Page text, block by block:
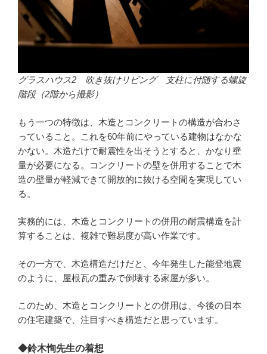
グラスハウス2 吹き抜けリビング 支柱に付随する螺旋
階段（2階から撮影）
もう一つの特徴は、木造とコンクリートの構造が合わさ
っていること。これを60年前にやっている建物はなかな
かない。木造だけで耐震性を出そうとすると、かなり壁
量が必要になる。コンクリートの壁を併用することで木
造の壁量が軽減できて開放的に抜ける空間を実現してい
る。
実務的には、木造とコンクリートの併用の耐震構造を計
算することは、複雑で難易度が高い作業です。
その一方で、木造構造だけだと、今年発生した能登地震
のように、屋根瓦の重みで倒壊する家屋が多い。
このため、木造とコンクリートとの併用は、今後の日本
の住宅建築で、注目すべき構造だと思っています。
◆鈴木恂先生の着想